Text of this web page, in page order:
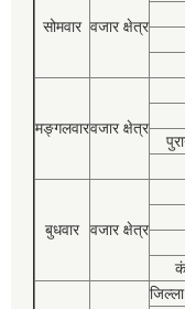
सोमवार वजार क्षेत्र
मङ्गलवारवजार क्षेत्र
बुधवार वजार क्षेत्र